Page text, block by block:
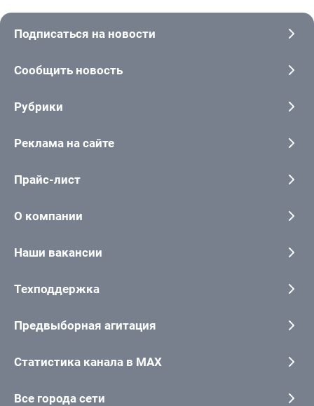
Подписаться на новости
Сообщить новость
Рубрики
Реклама на сайте
Прайс-лист
О компании
Наши вакансии
Техподдержка
Предвыборная агитация
Статистика канала в MAX
Все города сети